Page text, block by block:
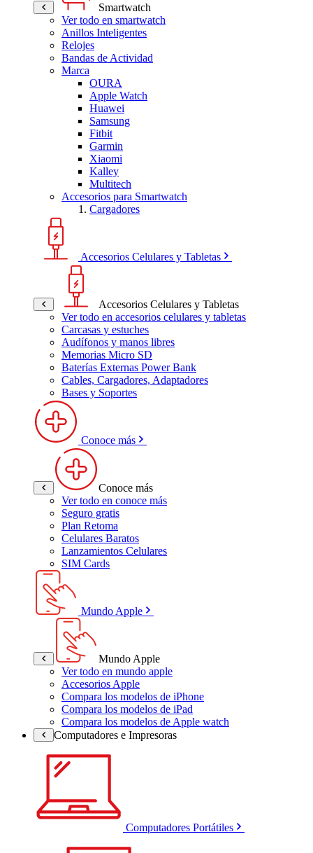
Smartwatch
Ver todo en smartwatch
Anillos Inteligentes
Relojes
Bandas de Actividad
Marca
OURA
Apple Watch
Huawei
Samsung
Fitbit
Garmin
Xiaomi
Kalley
Multitech
Accesorios para Smartwatch
Cargadores
Accesorios Celulares y Tabletas
Accesorios Celulares y Tabletas
Ver todo en accesorios celulares y tabletas
Carcasas y estuches
Audífonos y manos libres
Memorias Micro SD
Baterías Externas Power Bank
Cables, Cargadores, Adaptadores
Bases y Soportes
Conoce más
Conoce más
Ver todo en conoce más
Seguro gratis
Plan Retoma
Celulares Baratos
Lanzamientos Celulares
SIM Cards
Mundo Apple
Mundo Apple
Ver todo en mundo apple
Accesorios Apple
Compara los modelos de iPhone
Compara los modelos de iPad
Compara los modelos de Apple watch
Computadores e Impresoras
Computadores Portátiles